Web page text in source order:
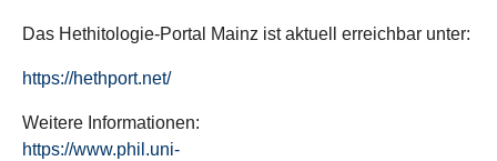
Das Hethitologie-Portal Mainz ist aktuell erreichbar unter:
https://hethport.net/
Weitere Informationen:
https://www.phil.uni-